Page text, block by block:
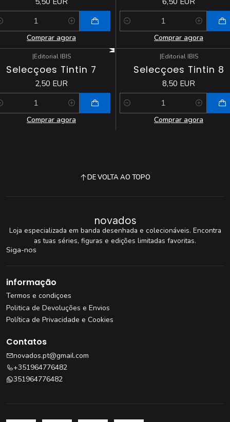
Comprar agora
Quantidade
Comprar agora
|Editorial IBIS
Selecçoes Tintin 7
2,50 EUR
Comprar agora
|Editorial IBIS
Selecçoes Tintin 8
8,50 EUR
Quantidade
Comprar agora
DE VOLTA AO TOPO
novados
Loja especializada em banda desenhada e colecionáveis. Encontra
as tuas séries, figuras e edições limitadas favoritas.
Siga-nos
informação
Termos e condiçoes
Politica de Devoluções e Envios
Política de Privacidade e Cookies
Contatos
novados.pt@gmail.com
+351964776482
351964776482